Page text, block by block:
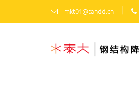
mkt01@tandd.cn